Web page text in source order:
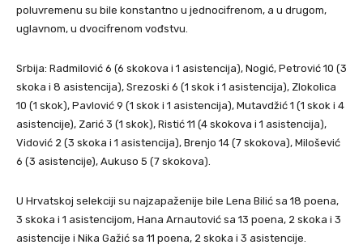
poluvremenu su bile konstantno u jednocifrenom, a u drugom,
uglavnom, u dvocifrenom vođstvu.
Srbija: Radmilović 6 (6 skokova i 1 asistencija), Nogić, Petrović 10 (3
skoka i 8 asistencija), Srezoski 6 (1 skok i 1 asistencija), Zlokolica
10 (1 skok), Pavlović 9 (1 skok i 1 asistencija), Mutavdžić 1 (1 skok i 4
asistencije), Zarić 3 (1 skok), Ristić 11 (4 skokova i 1 asistencija),
Vidović 2 (3 skoka i 1 asistencija), Brenjo 14 (7 skokova), Milošević
6 (3 asistencije), Aukuso 5 (7 skokova).
U Hrvatskoj selekciji su najzapaženije bile Lena Bilić sa 18 poena,
3 skoka i 1 asistencijom, Hana Arnautović sa 13 poena, 2 skoka i 3
asistencije i Nika Gažić sa 11 poena, 2 skoka i 3 asistencije.